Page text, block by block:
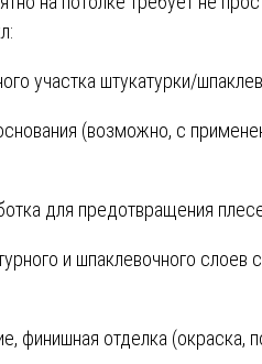
участка штукатурки/
(возможно, с
для предотвращения
и шпаклевочного слоев
финишная отделка (окраска,